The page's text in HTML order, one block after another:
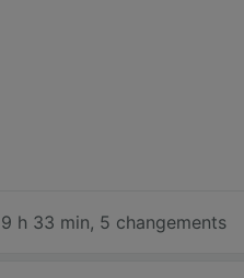
9 h 33 min, 5 changements